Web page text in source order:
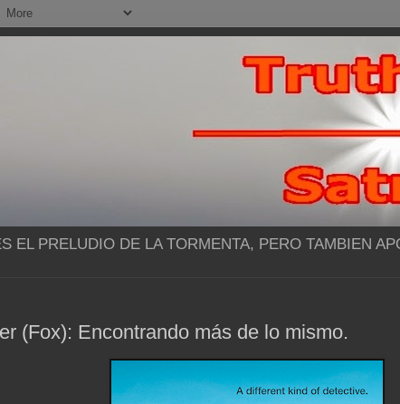
EL PRELUDIO DE LA TORMENTA, PERO TAMBIEN
(Fox): Encontrando más de lo mismo.